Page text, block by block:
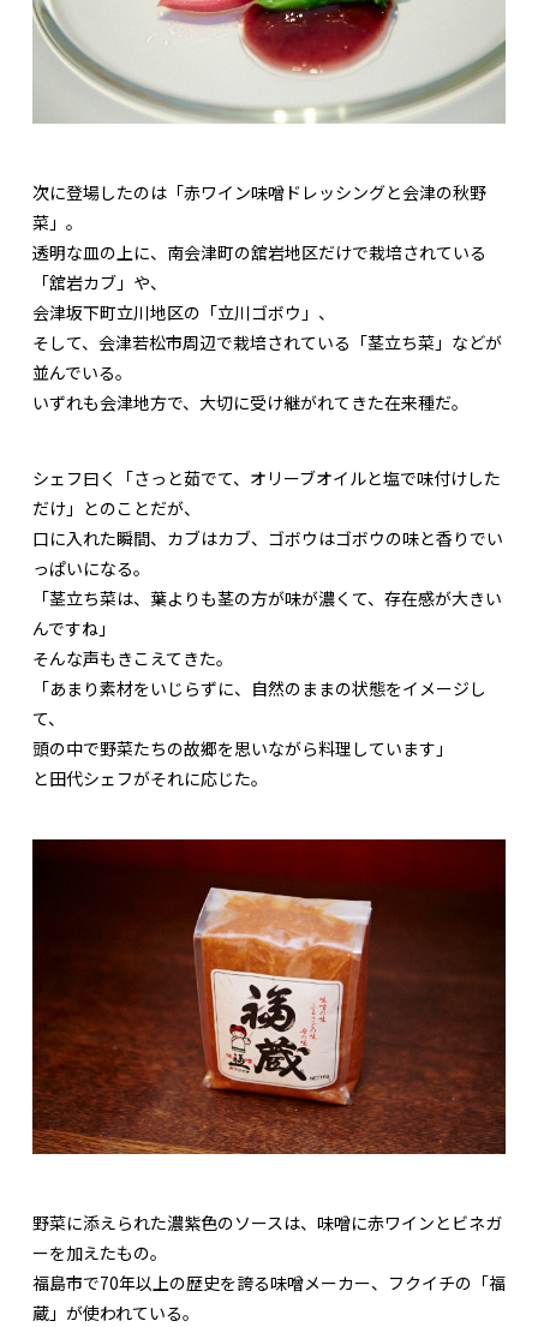
次に登場したのは「赤ワイン味噌ドレッシングと会津の秋野
菜」。
透明な皿の上に、南会津町の舘岩地区だけで栽培されている
「舘岩カブ」や、
会津坂下町立川地区の「立川ゴボウ」、
そして、会津若松市周辺で栽培されている「茎立ち菜」などが
並んでいる。
いずれも会津地方で、大切に受け継がれてきた在来種だ。
シェフ曰く「さっと茹でて、オリーブオイルと塩で味付けした
だけ」とのことだが、
口に入れた瞬間、カブはカブ、ゴボウはゴボウの味と香りでい
っぱいになる。
「茎立ち菜は、葉よりも茎の方が味が濃くて、存在感が大きい
んですね」
そんな声もきこえてきた。
「あまり素材をいじらずに、自然のままの状態をイメージし
て、
頭の中で野菜たちの故郷を思いながら料理しています」
と田代シェフがそれに応じた。
野菜に添えられた濃紫色のソースは、味噌に赤ワインとビネガ
ーを加えたもの。
福島市で70年以上の歴史を誇る味噌メーカー、フクイチの「福
蔵」が使われている。